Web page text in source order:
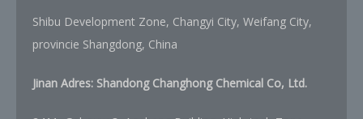
Shibu Development Zone, Changyi City, Weifang City,
provincie Shangdong, China
Jinan Adres: Shandong Changhong Chemical Co, Ltd.